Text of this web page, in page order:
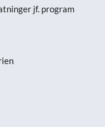
jf. program